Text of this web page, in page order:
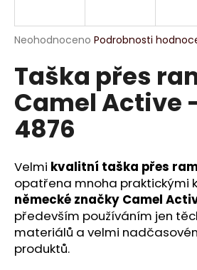
Průměrné
produktu
0,0
z
hvězdiček.
Neohodnoceno Podrobnosti
Taška přes
Camel Active
4876
Velmi kvalitní taška přes
opatřena mnoha praktickými
německé značky Camel
především používáním jen
materiálů a velmi
produktů.
j
t
?
HLEDAT
D
o
p